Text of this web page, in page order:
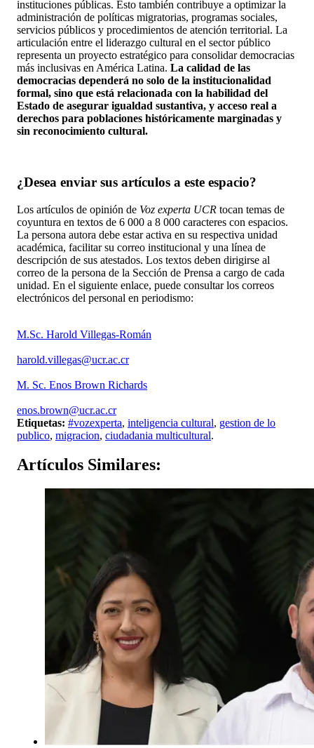
instituciones públicas. Esto también contribuye a optimizar la
administración de políticas migratorias, programas sociales,
servicios públicos y procedimientos de atención territorial. La
articulación entre el liderazgo cultural en el sector público
representa un proyecto estratégico para consolidar democracias
más inclusivas en América Latina. La calidad de las
democracias dependerá no solo de la institucionalidad
formal, sino que está relacionada con la habilidad del
Estado de asegurar igualdad sustantiva, y acceso real a
derechos para poblaciones históricamente marginadas y
sin reconocimiento cultural.
¿Desea enviar sus artículos a este espacio?
Los artículos de opinión de Voz experta UCR tocan temas de
coyuntura en textos de 6 000 a 8 000 caracteres con espacios.
La persona autora debe estar activa en su respectiva unidad
académica, facilitar su correo institucional y una línea de
descripción de sus atestados. Los textos deben dirigirse al
correo de la persona de la Sección de Prensa a cargo de cada
unidad. En el siguiente enlace, puede consultar los correos
electrónicos del personal en periodismo:
M.Sc. Harold Villegas-Román
harold.villegas@ucr.ac.cr
M. Sc. Enos Brown Richards
enos.brown@ucr.ac.cr
Etiquetas: #vozexperta, inteligencia cultural, gestion de lo
publico, migracion, ciudadania multicultural.
Artículos Similares: